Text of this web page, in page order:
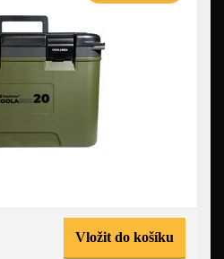
Vložit do košíku